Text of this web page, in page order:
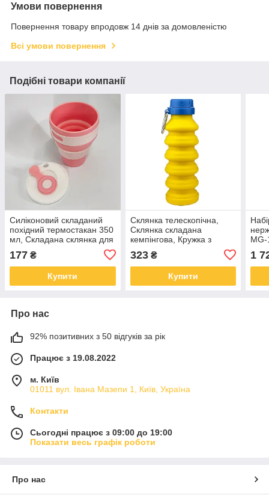
Умови повернення
Повернення товару впродовж 14 днів за домовленістю
Всі умови повернення
Подібні товари компанії
Силіконовий складаний
похідний термостакан 350
мл, Складана склянка для
туристичних походів RG-
22
177 ₴
Купити
Склянка телескопічна,
Склянка складана
кемпінгова, Кружка з
Силіконові чашки SQ-14
323₴
Купити
MG-
1
Про нас
92% позитивних з 50 відгуків за рік
Працює з 19.08.2022
м. Київ
01011 вул. Івана Мазепи 1, Київ, Україна
Контакти
Сьогодні працює з 09:00 до 19:00
Показати весь графік роботи
Про нас